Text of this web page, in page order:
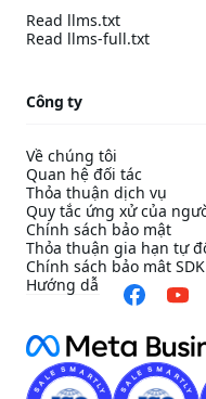
Read llms.txt
Read llms-full.txt
Công ty
Về chúng tôi
Quan hệ đối tác
Thỏa thuận dịch vụ
Quy tắc ứng xử của
Chính sách bảo mật
Thỏa thuận gia hạn tự
Chính sách bảo mật
Hướng dẫn cấu hình